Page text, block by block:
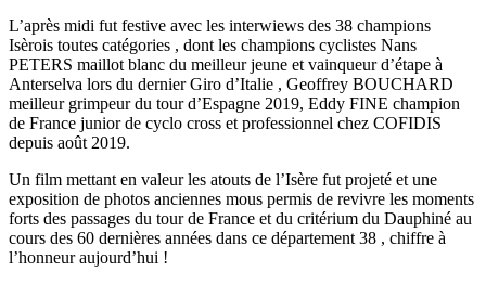
L’après midi fut festive avec les interwiews des 38 champions
Isèrois toutes catégories , dont les champions cyclistes Nans
PETERS maillot blanc du meilleur jeune et vainqueur d’étape à
Anterselva lors du dernier Giro d’Italie , Geoffrey BOUCHARD
meilleur grimpeur du tour d’Espagne 2019, Eddy FINE champion
de France junior de cyclo cross et professionnel chez COFIDIS
depuis août 2019.
Un film mettant en valeur les atouts de l’Isère fut projeté et une
exposition de photos anciennes mous permis de revivre les moments
forts des passages du tour de France et du critérium du Dauphiné au
cours des 60 dernières années dans ce département 38 , chiffre à
l’honneur aujourd’hui !